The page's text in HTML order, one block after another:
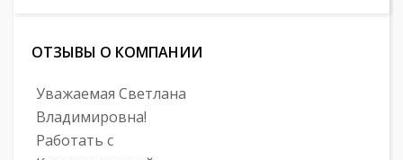
ОТЗЫВЫ О КОМПАНИИ
Уважаемая Светлана
Владимировна!
Работать с